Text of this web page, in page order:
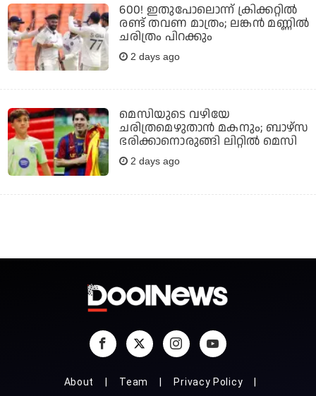
600! ഇതുപോലൊന്ന് ക്രിക്കറ്റില്‍
രണ്ട് തവണ മാത്രം; ലങ്കന്‍ മണ്ണില്‍
ചരിത്രം പിറക്കും
2 days ago
മെസിയുടെ വഴിയേ
ചരിത്രമെഴുതാന്‍ മകനും; ബാഴ്‌സ
ഭരിക്കാനൊരുങ്ങി ലിറ്റില്‍ മെസി
2 days ago
About Team Privacy Policy